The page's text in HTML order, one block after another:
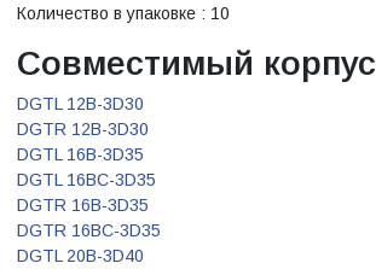
Количество в упаковке : 10
Совместимый корпус
DGTL 12B-3D30
DGTR 12B-3D30
DGTL 16B-3D35
DGTL 16BC-3D35
DGTR 16B-3D35
DGTR 16BC-3D35
DGTL 20B-3D40